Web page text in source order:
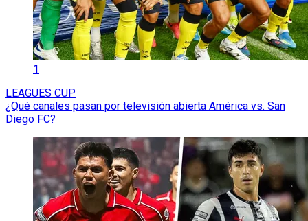
1
LEAGUES CUP
¿Qué canales pasan por televisión abierta América vs. San
Diego FC?